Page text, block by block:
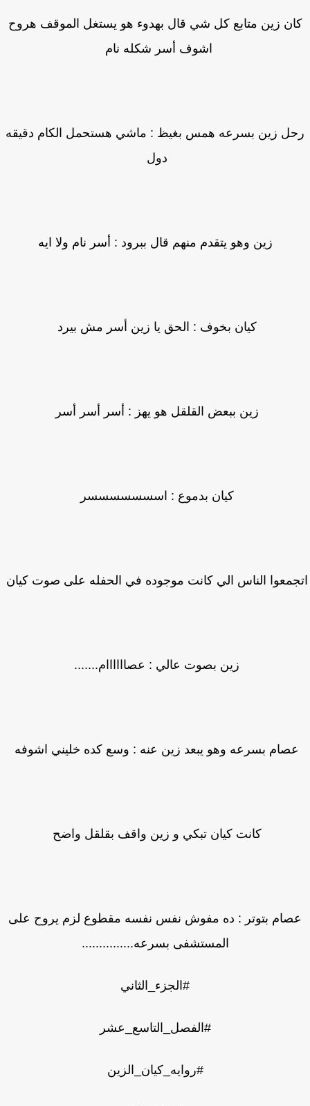
زين متابع كل شي قال بهدوء هو يستغل الموقف هروح
اشوف أسر شكله نام
زين بسرعه همس بغيظ : ماشي هستحمل الكام دقيقه
دول
زين وهو يتقدم منهم قال ببرود : أسر نام ولا ايه
كيان بخوف : الحق يا زين أسر مش بيرد
زين ببعض القلقل هو يهز : أسر أسر أسر
كيان بدموع : اسسسسسسسر
الناس الي كانت موجوده في الحفله على صوت كيان
زين بصوت عالي : عصاااااام.......
بسرعه وهو يبعد زين عنه : وسع كده خليني اشوفه
كانت كيان تبكي و زين واقف بقلقل واضح
بتوتر : ده مفوش نفس نفسه مقطوع لزم يروح على
المستشفى بسرعه...............
#الجزء_الثاني
#الفصل_التاسع_عشر
#روايه_كيان_الزين